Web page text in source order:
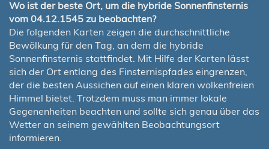
Wo ist der beste Ort, um die hybride Sonnenfinsternis
vom 04.12.1545 zu beobachten?
Die folgenden Karten zeigen die durchschnittliche
Bewölkung für den Tag, an dem die hybride
Sonnenfinsternis stattfindet. Mit Hilfe der Karten lässt
sich der Ort entlang des Finsternispfades eingrenzen,
der die besten Aussichen auf einen klaren wolkenfreien
Himmel bietet. Trotzdem muss man immer lokale
Gegenenheiten beachten und sollte sich genau über das
Wetter an seinem gewählten Beobachtungsort
informieren.